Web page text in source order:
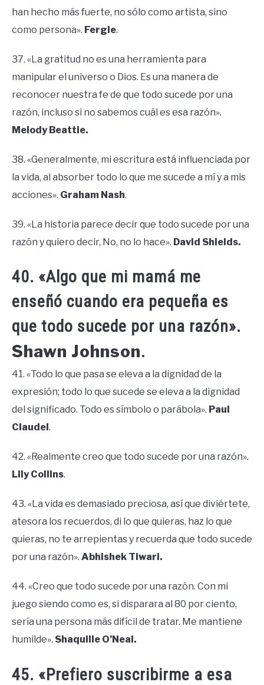
han hecho más fuerte, no sólo como artista, sino
como persona». Fergie.
37. «La gratitud no es una herramienta para
manipular el universo o Dios. Es una manera de
reconocer nuestra fe de que todo sucede por una
razón, incluso si no sabemos cuál es esa razón».
Melody Beattie.
38. «Generalmente, mi escritura está influenciada por
la vida, al absorber todo lo que me sucede a mí y a mis
acciones». Graham Nash.
39. «La historia parece decir que todo sucede por una
razón y quiero decir, No, no lo hace». David Shields.
40. «Algo que mi mamá me
enseñó cuando era pequeña es
que todo sucede por una razón».
Shawn Johnson.
41. «Todo lo que pasa se eleva a la dignidad de la
expresión; todo lo que sucede se eleva a la dignidad
del significado. Todo es símbolo o parábola». Paul
Claudel .
42. «Realmente creo que todo sucede por una razón».
Lily Collins.
43. «La vida es demasiado preciosa, así que diviértete,
atesora los recuerdos, di lo que quieras, haz lo que
quieras, no te arrepientas y recuerda que todo sucede
por una razón». Abhishek Tiwari.
44. «Creo que todo sucede por una razón. Con mi
juego siendo como es, si disparara al 80 por ciento,
sería una persona más difícil de tratar. Me mantiene
humilde». Shaquille O’Neal.
45. «Prefiero suscribirme a esa